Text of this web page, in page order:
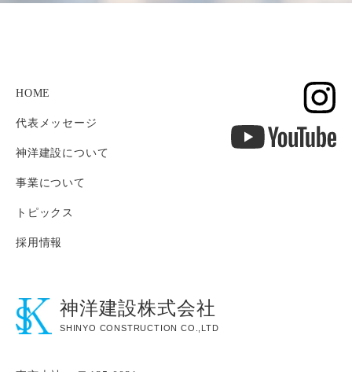
神洋建設株式会社
SHINYO CONSTRUCTION CO.,LTD
HOME
代表メッセージ
神洋建設について
事業について
トピックス
採用情報